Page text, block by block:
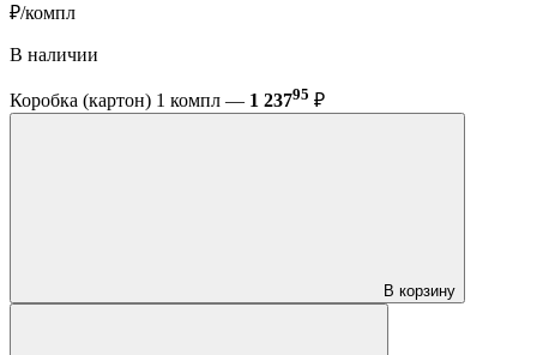
₽/компл
В наличии
Коробка (картон) 1 компл — 1 23795 ₽
В корзину